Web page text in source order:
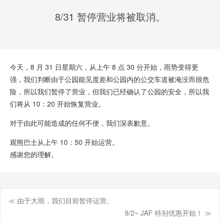
8/31 暂停营业将被取消。
今天，8 月 31 日星期六，从上午 8 点 30 分开始，雨势变得更
强，我们判断由于公园能见度差和公园内的公交车道被淹没而很危
险，所以我们暂停了营业，但我们已经确认了公园的安全，所以我
们将从 10：20 开始恢复营业。
对于由此可能造成的任何不便，我们深表歉意。
观熊巴士从上午 10：50 开始运营。
感谢您的理解。
文
≪ 由于大雨，我们目前暂停运营。
9/2~ JAF 特别优惠开始！ ≫